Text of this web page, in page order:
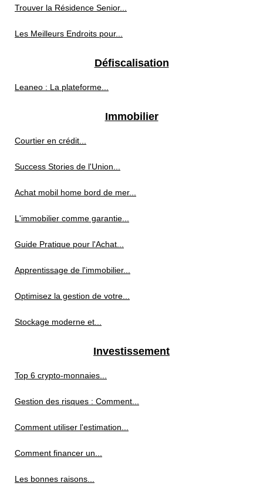
Trouver la Résidence Senior...
Les Meilleurs Endroits pour...
Défiscalisation
Leaneo : La plateforme...
Immobilier
Courtier en crédit...
Success Stories de l'Union...
Achat mobil home bord de mer...
L'immobilier comme garantie...
Guide Pratique pour l'Achat...
Apprentissage de l'immobilier...
Optimisez la gestion de votre...
Stockage moderne et...
Investissement
Top 6 crypto-monnaies...
Gestion des risques : Comment...
Comment utiliser l'estimation...
Comment financer un...
Les bonnes raisons...